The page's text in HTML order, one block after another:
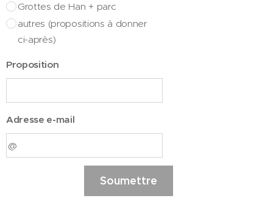
Grottes de Han + parc
autres (propositions à donner
ci-après)
Proposition
Adresse e-mail
Soumettre